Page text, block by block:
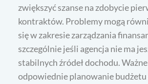
zwiększyć szanse na zdobycie
kontraktów. Problemy mogą
się w zakresie zarządzania
szczególnie jeśli agencja nie ma
stabilnych źródeł dochodu.
odpowiednie planowanie budżetu